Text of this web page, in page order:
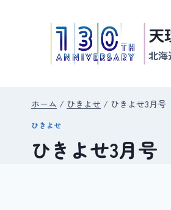
天
北海
ホーム / ひきよせ / ひきよせ3月
ひきよせ
ひきよせ3月号